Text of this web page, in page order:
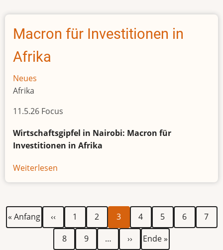
Dutzende
Farmen
zurückgeben
Macron für Investitionen in
Afrika
Neues
Afrika
11.5.26 Focus
Wirtschaftsgipfel in Nairobi: Macron für
Investitionen in Afrika
Weiterlesen
Macron
Investitionen
Afrika
Seitennummerierung
Erste
Seite
« Anfang
Vorherige
Seite
‹‹ Seite
1 Seite
2
Aktuelle
Seite
3 Seite
4 Seite
5 Seite
6 Seite
7
Seite
8 Seite
9 …
Nächste
Seite
››
Letzte
Seite
Ende »